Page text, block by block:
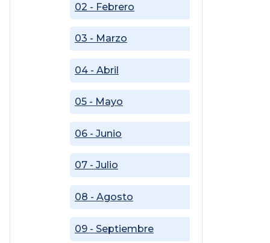
02 - Febrero
03 - Marzo
04 - Abril
05 - Mayo
06 - Junio
07 - Julio
08 - Agosto
09 - Septiembre